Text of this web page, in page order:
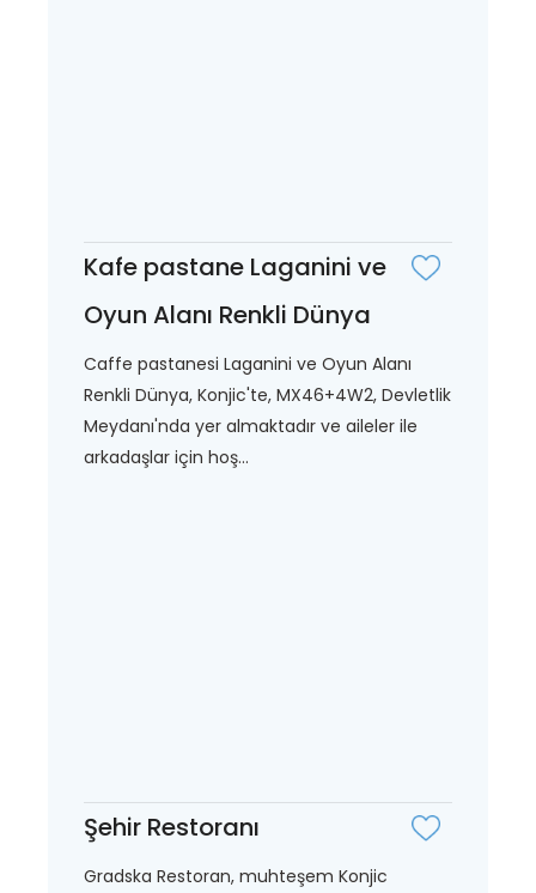
Kafe pastane Laganini ve
Oyun Alanı Renkli Dünya
Caffe pastanesi Laganini ve Oyun Alanı
Renkli Dünya, Konjic'te, MX46+4W2, Devletlik
Meydanı'nda yer almaktadır ve aileler ile
arkadaşlar için hoş...
Şehir Restoranı
Gradska Restoran, muhteşem Konjic